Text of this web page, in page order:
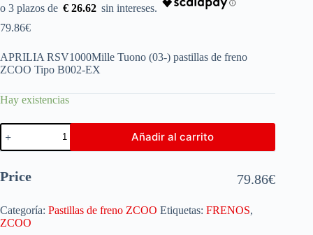
€ 26.62
79.86€
APRILIA RSV1000Mille Tuono (03-) pastillas de freno
ZCOO Tipo B002-EX
Hay existencias
Añadir al carrito
Price 79.86€
Categoría: Pastillas de freno ZCOO Etiquetas: FRENOS,
ZCOO